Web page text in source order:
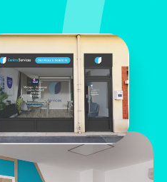
27 rue Emile Zola
93100 Montreuil